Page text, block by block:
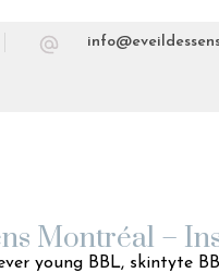
Montréal –
young BBL, skintyte